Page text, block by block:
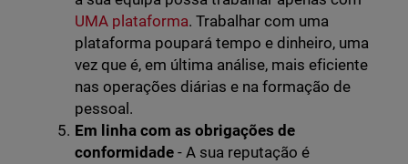
UMA plataforma. Trabalhar com uma
plataforma poupará tempo e dinheiro, uma
vez que é, em última análise, mais eficiente
nas operações diárias e na formação de
pessoal.
Em linha com as obrigações de
conformidade- A sua reputação é